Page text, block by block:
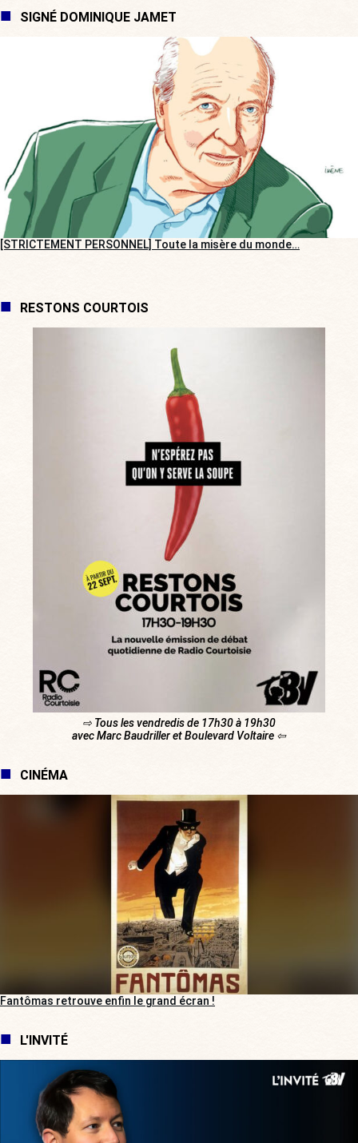
SIGNÉ DOMINIQUE JAMET
[STRICTEMENT PERSONNEL] Toute la misère du monde…
RESTONS COURTOIS
⇨ Tous les vendredis de 17h30 à 19h30
avec Marc Baudriller et Boulevard Voltaire ⇦
CINÉMA
Fantômas retrouve enfin le grand écran !
L'INVITÉ